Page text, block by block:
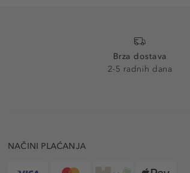
Brza dostava
2-5 radnih dana
NAČINI PLAĆANJA